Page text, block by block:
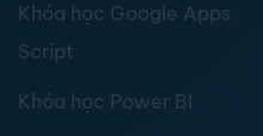
Khóa học Google Apps
Script
Khóa học Power BI